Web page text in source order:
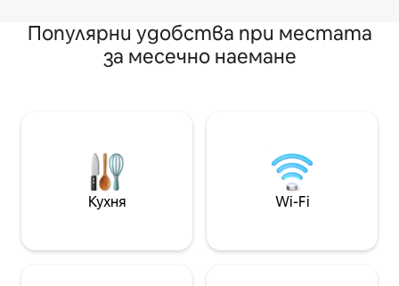
Популярни удобства при местата
за месечно наемане
Кухня Wi-Fi